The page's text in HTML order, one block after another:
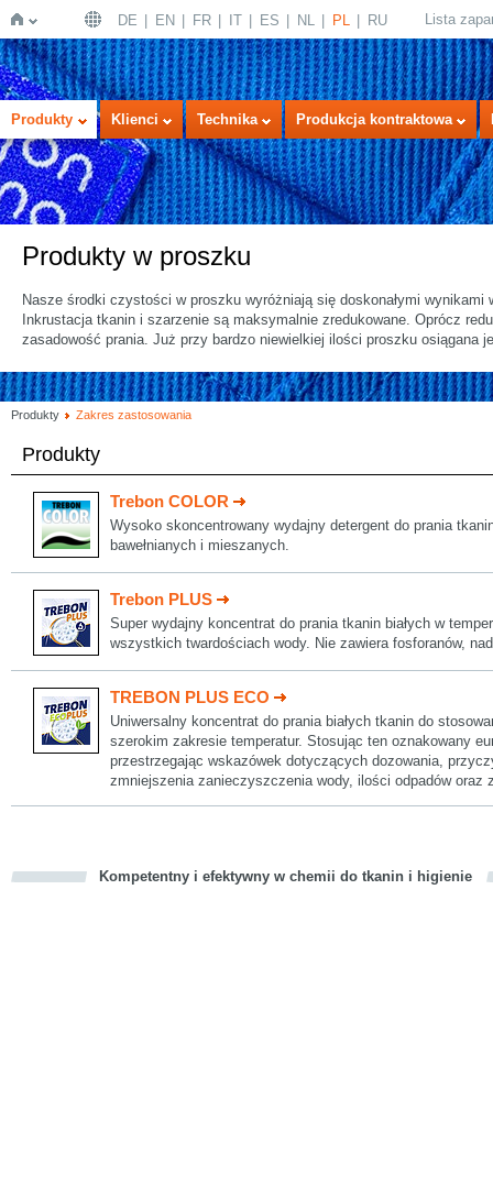
Strona
główna
DE EN FR IT ES NL PL RU Lista
Produkty Klienci Technika Produkcja kontraktowa
Produkty w proszku
Nasze środki czystości w proszku wyróżniają się doskonałymi
Inkrustacja tkanin i szarzenie są maksymalnie zredukowane. Oprócz
zasadowość prania. Już przy bardzo niewielkiej ilości proszku osiągana
Produkty Zakres zastosowania
Produkty
Trebon COLOR
Wysoko skoncentrowany wydajny detergent do prania
bawełnianych i mieszanych.
Trebon PLUS
Super wydajny koncentrat do prania tkanin białych w
wszystkich twardościach wody. Nie zawiera fosforanów,
TREBON PLUS ECO
Uniwersalny koncentrat do prania białych tkanin do
szerokim zakresie temperatur. Stosując ten oznakowany
przestrzegając wskazówek dotyczących dozowania,
zmniejszenia zanieczyszczenia wody, ilości odpadów oraz
Kompetentny i efektywny w chemii do tkanin i higienie